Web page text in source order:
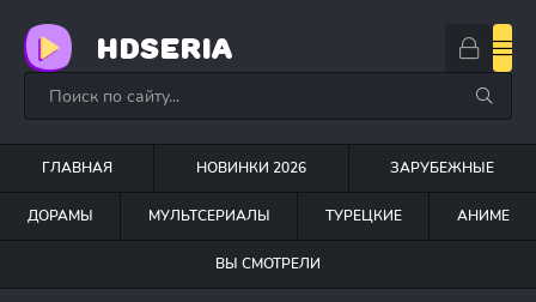
HDSERIA
ГЛАВНАЯ НОВИНКИ 2026 ЗАРУБЕЖНЫЕ
ДОРАМЫ МУЛЬТСЕРИАЛЫ ТУРЕЦКИЕ АНИМЕ
ВЫ СМОТРЕЛИ